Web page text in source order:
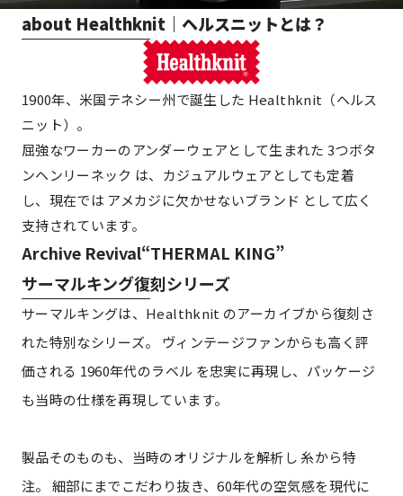
about Healthknit｜ヘルスニットとは？
1900年、米国テネシー州で誕生した Healthknit（ヘルス
ニット）。
屈強なワーカーのアンダーウェアとして生まれた 3つボタ
ンヘンリーネック は、カジュアルウェアとしても定着
し、現在では アメカジに欠かせないブランド として広く
支持されています。
Archive Revival“THERMAL KING”
サーマルキング復刻シリーズ
サーマルキングは、Healthknit のアーカイブから復刻さ
れた特別なシリーズ。 ヴィンテージファンからも高く評
価される 1960年代のラベル を忠実に再現し、パッケージ
も当時の仕様を再現しています。
製品そのものも、当時のオリジナルを解析し 糸から特
注。 細部にまでこだわり抜き、60年代の空気感を現代に